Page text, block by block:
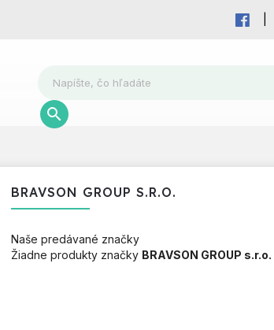
BRAVSON GROUP S.R.O.
Naše predávané značky
Žiadne produkty značky BRAVSON GROUP s.r.o.